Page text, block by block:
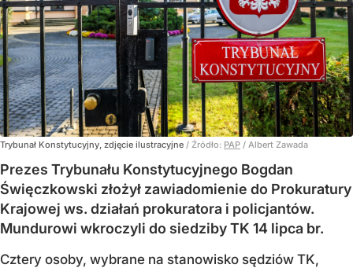
Trybunał Konstytucyjny, zdjęcie ilustracyjne / Źródło: PAP / Albert Zawada
Prezes Trybunału Konstytucyjnego Bogdan
Święczkowski złożył zawiadomienie do Prokuratury
Krajowej ws. działań prokuratora i policjantów.
Mundurowi wkroczyli do siedziby TK 14 lipca br.
Cztery osoby, wybrane na stanowisko sędziów TK,